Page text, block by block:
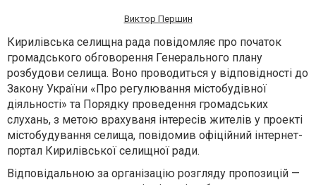
Виктор Першин
Кирилівська селищна рада повідомляє про початок
громадського обговорення Генерального плану
розбудови селища. Воно проводиться у відповідності до
Закону України «Про регулювання містобудівної
діяльності» та Порядку проведення громадських
слухань, з метою врахуваня інтересів жителів у проекті
містобудування селища, повідомив офіційний інтернет-
портал Кирилівської селищної ради.
Відповідальною за організацію розгляду пропозицій —